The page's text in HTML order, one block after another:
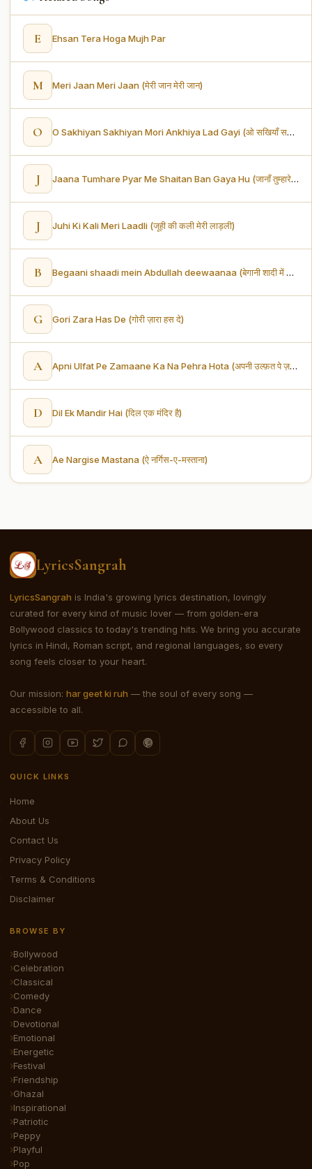
E Ehsan Tera Hoga Mujh Par
M Meri Jaan Meri Jaan (मेरी जान मेरी जान)
O O Sakhiyan Sakhiyan Mori Ankhiya Lad Gayi (ओ सखियाँ सखियाँ मोरी अंखिया लड़ गयी)
J Jaana Tumhare Pyar Me Shaitan Ban Gaya Hu (जानाँ तुम्हारे प्यार में शैतान बन गया हूँ)
J Juhi Ki Kali Meri Laadli (जूही की कली मेरी लाड़ली)
B Begaani shaadi mein Abdullah deewaanaa (बेगानी शादी में अब्दुल्ला दीवाना)
G Gori Zara Has De (गोरी ज़ारा हस दे)
A Apni Ulfat Pe Zamaane Ka Na Pehra Hota (अपनी उल्फ़त पे ज़माने का न पहरा होता)
D Dil Ek Mandir Hai (दिल एक मंदिर है)
A Ae Nargise Mastana (ऐ नर्गिस-ए-मस्ताना)
LyricsSangrah
LyricsSangrah is India's growing lyrics destination, lovingly
curated for every kind of music lover — from golden-era
Bollywood classics to today's trending hits. We bring you accurate
lyrics in Hindi, Roman script, and regional languages, so every
song feels closer to your heart.
Our mission: har geet ki ruh — the soul of every song —
accessible to all.
QUICK LINKS
Home
About Us
Contact Us
Privacy Policy
Terms & Conditions
Disclaimer
BROWSE BY
Bollywood
Celebration
Classical
Comedy
Dance
Devotional
Emotional
Energetic
Festival
Friendship
Ghazal
Inspirational
Patriotic
Peppy
Playful
Pop